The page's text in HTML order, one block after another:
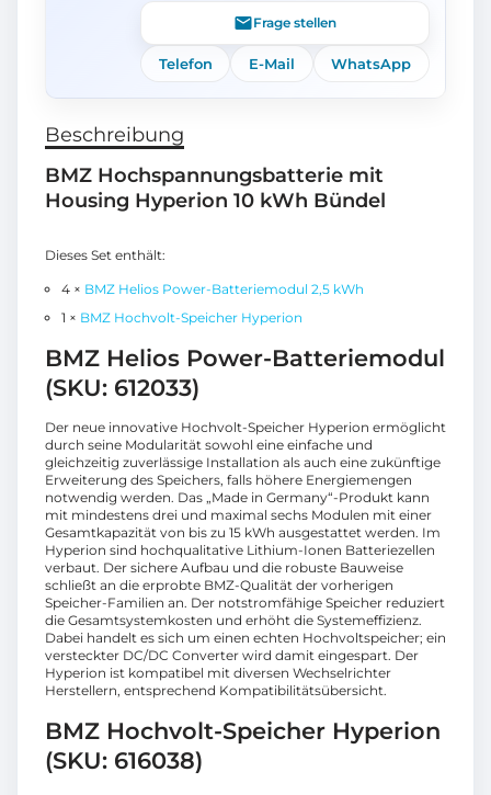
Frage stellen
Telefon E-Mail WhatsApp
Beschreibung
BMZ Hochspannungsbatterie mit
Housing Hyperion 10 kWh Bündel
Dieses Set enthält:
4 × BMZ Helios Power-Batteriemodul 2,5 kWh
1 × BMZ Hochvolt-Speicher Hyperion
BMZ Helios Power-Batteriemodul
(SKU: 612033)
Der neue innovative Hochvolt-Speicher Hyperion ermöglicht
durch seine Modularität sowohl eine einfache und
gleichzeitig zuverlässige Installation als auch eine zukünftige
Erweiterung des Speichers, falls höhere Energiemengen
notwendig werden. Das „Made in Germany“-Produkt kann
mit mindestens drei und maximal sechs Modulen mit einer
Gesamtkapazität von bis zu 15 kWh ausgestattet werden. Im
Hyperion sind hochqualitative Lithium-Ionen Batteriezellen
verbaut. Der sichere Aufbau und die robuste Bauweise
schließt an die erprobte BMZ-Qualität der vorherigen
Speicher-Familien an. Der notstromfähige Speicher reduziert
die Gesamtsystemkosten und erhöht die Systemeffizienz.
Dabei handelt es sich um einen echten Hochvoltspeicher; ein
versteckter DC/DC Converter wird damit eingespart. Der
Hyperion ist kompatibel mit diversen Wechselrichter
Herstellern, entsprechend Kompatibilitätsübersicht.
BMZ Hochvolt-Speicher Hyperion
(SKU: 616038)